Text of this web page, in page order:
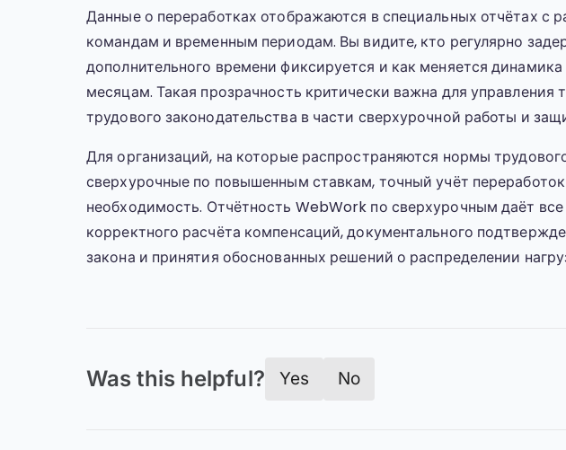
Данные о переработках отображаются в специальных отчётах с
командам и временным периодам. Вы видите, кто регулярно
дополнительного времени фиксируется и как меняется
месяцам. Такая прозрачность критически важна для управления
трудового законодательства в части сверхурочной работы и
Для организаций, на которые распространяются нормы
сверхурочные по повышенным ставкам, точный учёт
необходимость. Отчётность WebWork по сверхурочным даёт
корректного расчёта компенсаций, документального
закона и принятия обоснованных решений о распределении
Was this helpful? Yes No